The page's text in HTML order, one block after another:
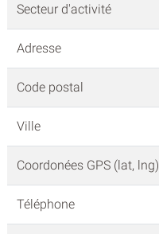
Secteur d'activité
Adresse
Code postal
Ville
Coordonées GPS (lat, lng)
Téléphone